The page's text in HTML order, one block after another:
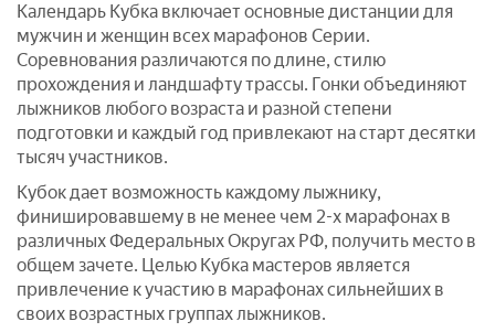
Календарь Кубка включает основные дистанции для
мужчин и женщин всех марафонов Серии.
Соревнования различаются по длине, стилю
прохождения и ландшафту трассы. Гонки объединяют
лыжников любого возраста и разной степени
подготовки и каждый год привлекают на старт десятки
тысяч участников.
Кубок дает возможность каждому лыжнику,
финишировавшему в не менее чем 2-х марафонах в
различных Федеральных Округах РФ, получить место в
общем зачете. Целью Кубка мастеров является
привлечение к участию в марафонах сильнейших в
своих возрастных группах лыжников.